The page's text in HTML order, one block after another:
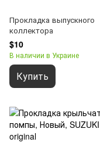
Прокладка выпускного
коллектора
$10
В наличии в Украине
Купить